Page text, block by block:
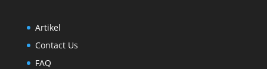
Artikel
Contact Us
FAQ